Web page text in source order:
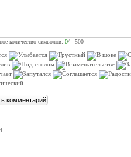
количество символов: 0/ 500